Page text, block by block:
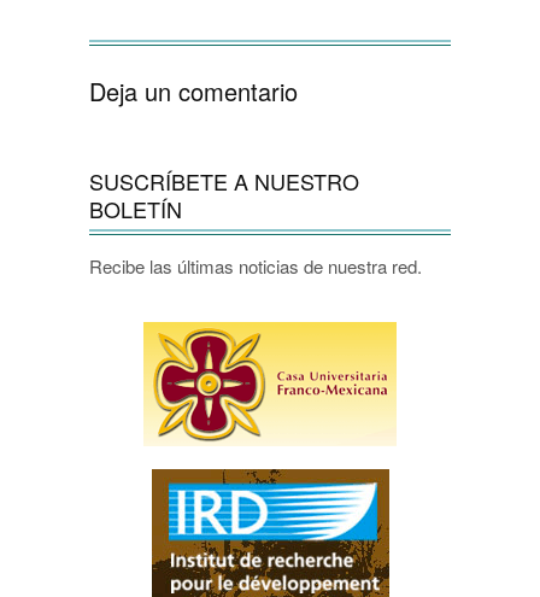
Deja un comentario
SUSCRÍBETE A NUESTRO
BOLETÍN
Recibe las últimas noticias de nuestra red.